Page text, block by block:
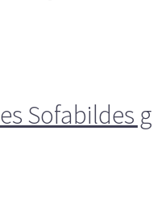
Sofabildes